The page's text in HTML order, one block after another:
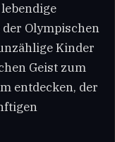
Olympischen
Kinder
Geist zum
entdecken, der